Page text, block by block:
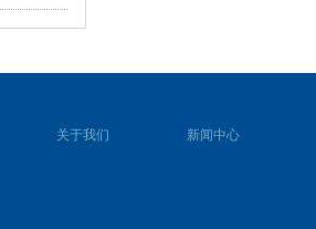
关于我们 新闻中心